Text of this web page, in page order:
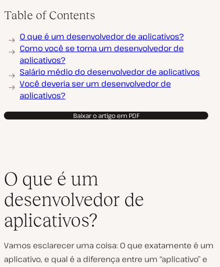
Table of Contents
O que é um desenvolvedor de aplicativos?
Como você se torna um desenvolvedor de
aplicativos?
Salário médio do desenvolvedor de aplicativos
Você deveria ser um desenvolvedor de
aplicativos?
Baixar o artigo em PDF
O que é um
desenvolvedor de
aplicativos?
Vamos esclarecer uma coisa: O que exatamente é um
aplicativo, e qual é a diferença entre um “aplicativo” e